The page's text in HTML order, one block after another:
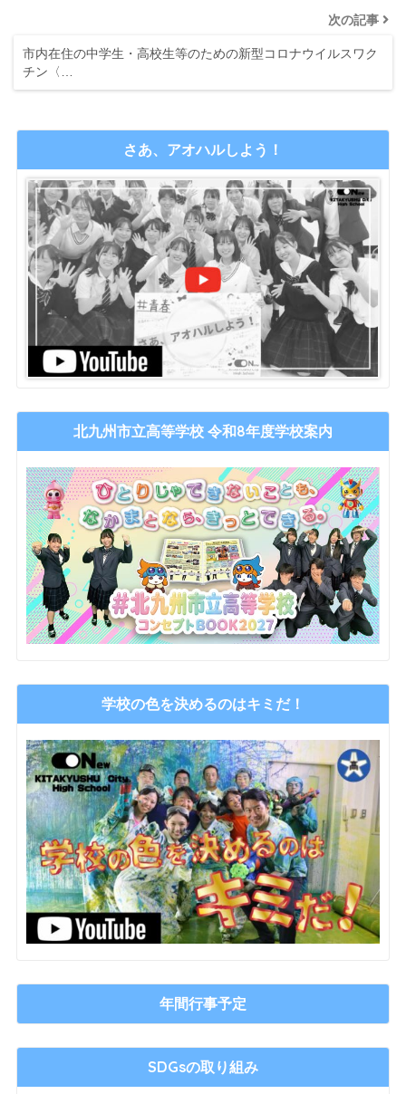
次の記事
市内在住の中学生・高校生等のための新型コロナウイルスワク
チン〈…
さあ、アオハルしよう！
北九州市立高等学校 令和8年度学校案内
学校の色を決めるのはキミだ！
年間行事予定
SDGsの取り組み